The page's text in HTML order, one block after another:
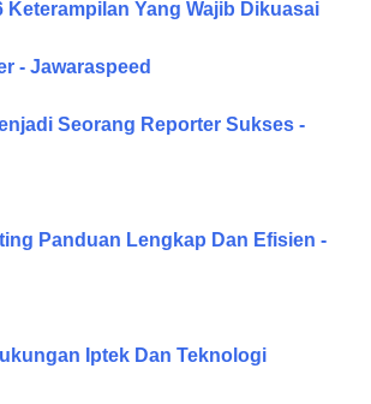
Keterampilan Yang Wajib Dikuasai
- Jawaraspeed
Seorang Reporter Sukses -
Panduan Lengkap Dan Efisien -
Iptek Dan Teknologi